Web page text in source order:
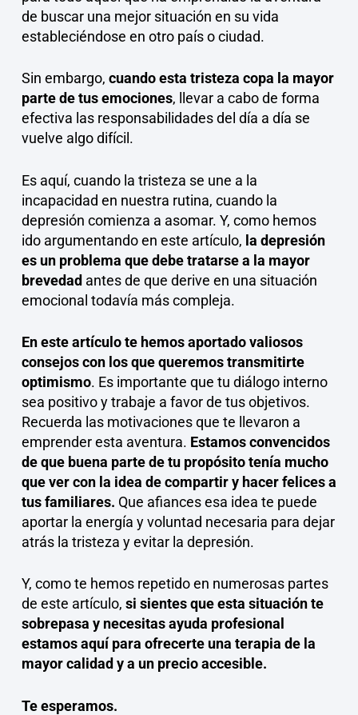
de buscar una mejor situación en su vida
estableciéndose en otro país o ciudad.
Sin embargo, cuando esta tristeza copa la mayor
parte de tus emociones, llevar a cabo de forma
efectiva las responsabilidades del día a día se
vuelve algo difícil.
Es aquí, cuando la tristeza se une a la
incapacidad en nuestra rutina, cuando la
depresión comienza a asomar. Y, como hemos
ido argumentando en este artículo, la depresión
es un problema que debe tratarse a la mayor
brevedadantes de que derive en una situación
emocional todavía más compleja.
En este artículo te hemos aportado valiosos
consejos con los que queremos transmitirte
optimismo. Es importante que tu diálogo interno
sea positivo y trabaje a favor de tus objetivos.
Recuerda las motivaciones que te llevaron a
emprender esta aventura. Estamos convencidos
de que buena parte de tu propósito tenía mucho
que ver con la idea de compartir y hacer felices a
tus familiares. Que afiances esa idea te puede
aportar la energía y voluntad necesaria para dejar
atrás la tristeza y evitar la depresión.
Y, como te hemos repetido en numerosas partes
de este artículo, si sientes que esta situación te
sobrepasa y necesitas ayuda profesional
estamos aquí para ofrecerte una terapia de la
mayor calidad y a un precio accesible.
Te esperamos.